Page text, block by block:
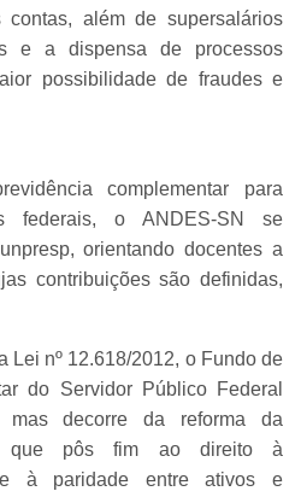
além de supersalários
e a dispensa de processos
possibilidade de fraudes e
complementar para
federais, o ANDES-SN se
orientando docentes a
contribuições são definidas,
Lei nº 12.618/2012, o Fundo de
do Servidor Público Federal
decorre da reforma da
que pôs fim ao direito à
e à paridade entre ativos e